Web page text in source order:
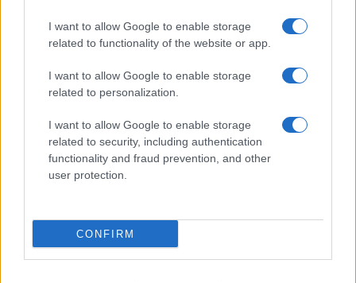
I want to allow Google to enable storage
related to functionality of the website or app.
I want to allow Google to enable storage
related to personalization.
I want to allow Google to enable storage
related to security, including authentication
functionality and fraud prevention, and other
user protection.
CONFIRM